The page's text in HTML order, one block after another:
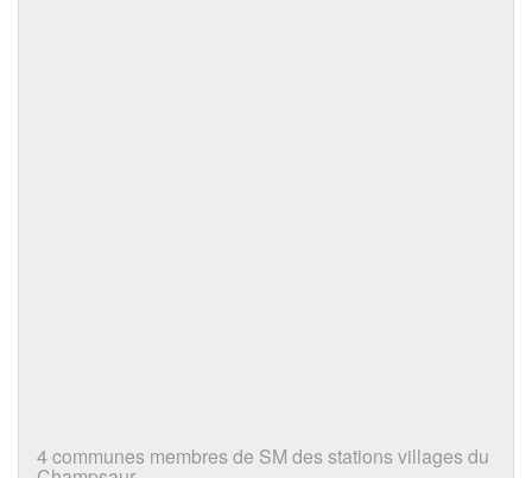
4 communes membres de SM des stations villages du